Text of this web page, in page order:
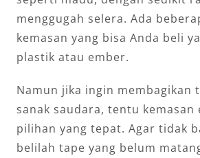
menggugah selera. Ada
kemasan yang bisa Anda beli
plastik atau ember.
Namun jika ingin membagikan
sanak saudara, tentu kemasan
pilihan yang tepat. Agar tidak
belilah tape yang belum